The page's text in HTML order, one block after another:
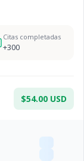
Citas completadas
+300
$54.00 USD